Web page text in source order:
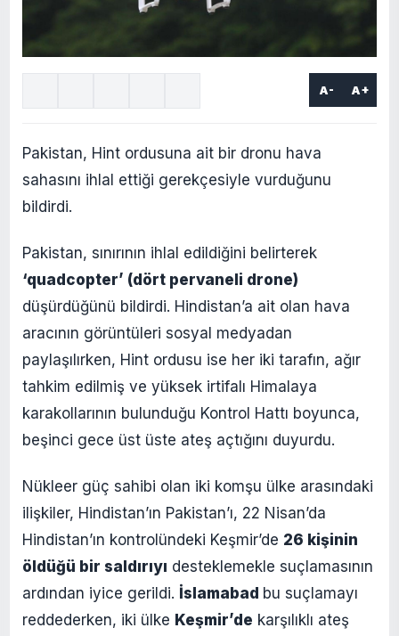
A- A+
Pakistan, Hint ordusuna ait bir dronu hava
sahasını ihlal ettiği gerekçesiyle vurduğunu
bildirdi.
Pakistan, sınırının ihlal edildiğini belirterek
‘quadcopter’ (dört pervaneli drone)
düşürdüğünü bildirdi. Hindistan’a ait olan hava
aracının görüntüleri sosyal medyadan
paylaşılırken, Hint ordusu ise her iki tarafın, ağır
tahkim edilmiş ve yüksek irtifalı Himalaya
karakollarının bulunduğu Kontrol Hattı boyunca,
beşinci gece üst üste ateş açtığını duyurdu.
Nükleer güç sahibi olan iki komşu ülke arasındaki
ilişkiler, Hindistan’ın Pakistan’ı, 22 Nisan’da
Hindistan’ın kontrolündeki Keşmir’de 26 kişinin
öldüğü bir saldırıyı desteklemekle suçlamasının
ardından iyice gerildi. İslamabad bu suçlamayı
reddederken, iki ülke Keşmir’de karşılıklı ateş